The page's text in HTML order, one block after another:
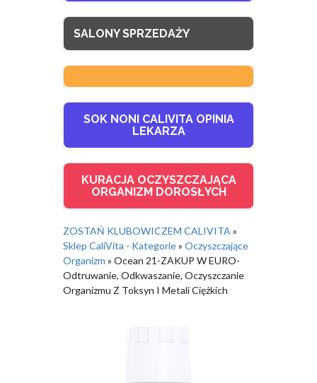
SALONY SPRZEDAŻY
SOK NONI CALIVITA OPINIA
LEKARZA
KURACJA OCZYSZCZAJĄCA
ORGANIZM DOROSŁYCH
ZOSTAŃ KLUBOWICZEM CALIVITA »
Sklep CaliVita - Kategorie» Oczyszczające
Organizm » Ocean 21-ZAKUP W EURO-
Odtruwanie, Odkwaszanie, Oczyszczanie
Organizmu Z Toksyn I Metali Ciężkich